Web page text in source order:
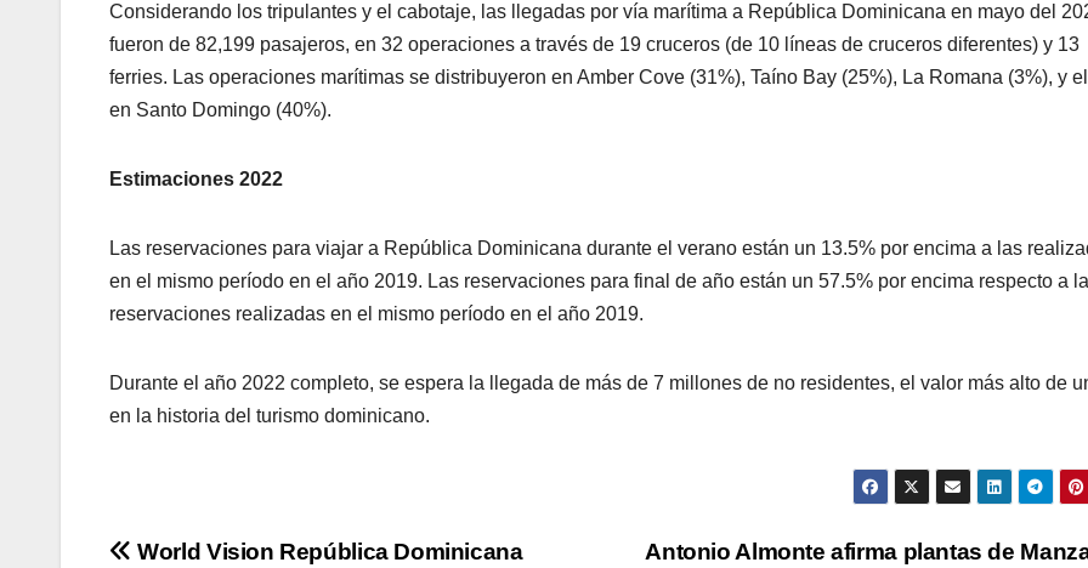
Considerando los tripulantes y el cabotaje, las llegadas por vía marítima a República Dominicana en mayo del
fueron de 82,199 pasajeros, en 32 operaciones a través de 19 cruceros (de 10 líneas de cruceros diferentes) y 13
ferries. Las operaciones marítimas se distribuyeron en Amber Cove (31%), Taíno Bay (25%), La Romana (3%), y
en Santo Domingo (40%).
Estimaciones 2022
Las reservaciones para viajar a República Dominicana durante el verano están un 13.5% por encima a las
en el mismo período en el año 2019. Las reservaciones para final de año están un 57.5% por encima respecto a
reservaciones realizadas en el mismo período en el año 2019.
Durante el año 2022 completo, se espera la llegada de más de 7 millones de no residentes, el valor más alto de
en la historia del turismo dominicano.
Antonio Almonte afirma plantas de
World Vision República Dominicana